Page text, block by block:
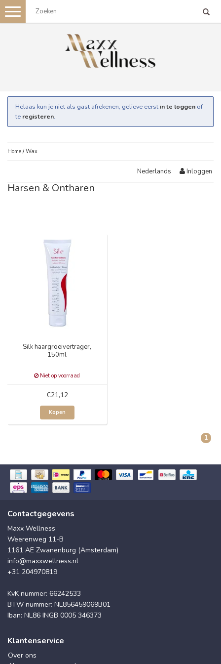
Toggle
navigation
Helaas kun je niet als gast afrekenen, gelieve eerst in te loggen of
te registeren.
Home /Wax
Nederlands Inloggen
Harsen & Ontharen
Silk haargroeivertrager,
150ml
Niet op voorraad
€21,12
Kopen
1
Contactgegevens
Maxx Wellness
Weerenweg 11-B
1161 AE Zwanenburg (Amsterdam)
info@maxxwellness.nl
+31 204970819
KvK nummer: 66242533
BTW nummer: NL856459069B01
Iban: NL86 INGB 0005 346373
Klantenservice
Over ons